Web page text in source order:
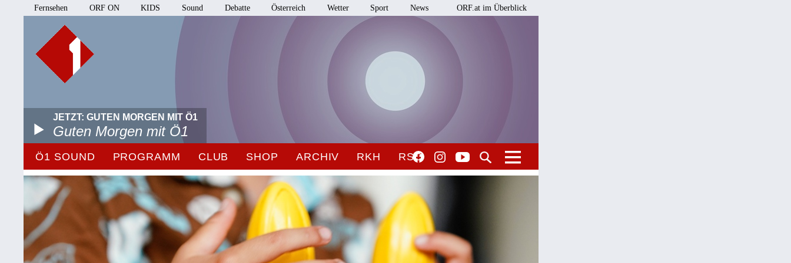
Fernsehen ORF ON KIDS Sound Debatte Österreich Wetter Sport News ORF.at im Überblick
JETZT: GUTEN MORGEN MIT Ö1
Guten Morgen mit Ö1
Ö1 SOUND PROGRAMM CLUB SHOP ARCHIV RKH RSO